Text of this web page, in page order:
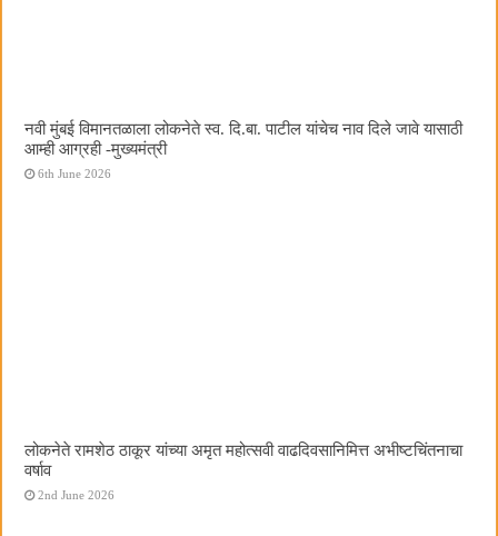
नवी मुंबई विमानतळाला लोकनेते स्व. दि.बा. पाटील यांचेच नाव दिले जावे यासाठी
आम्ही आग्रही -मुख्यमंत्री
6th June 2026
लोकनेते रामशेठ ठाकूर यांच्या अमृत महोत्सवी वाढदिवसानिमित्त अभीष्टचिंतनाचा
वर्षाव
2nd June 2026